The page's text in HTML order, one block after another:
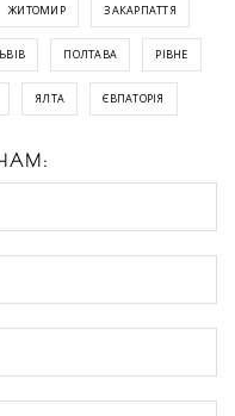
ЖИТОМИР ЗАКАРПАТТЯ
ПОЛТАВА РІВНЕ
ЯЛТА ЄВПАТОРІЯ